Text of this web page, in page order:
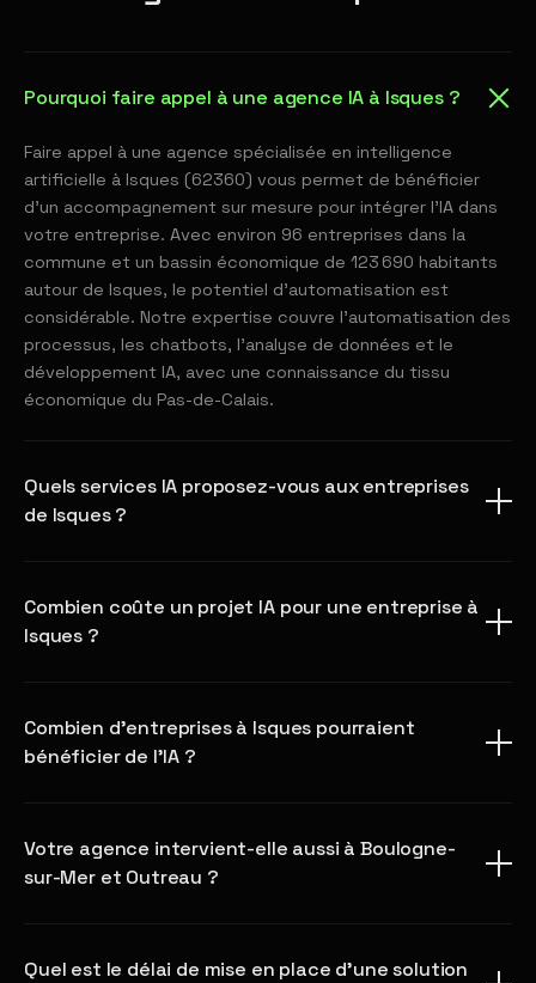
Pourquoi faire appel à une agence IA à Isques ?
Faire appel à une agence spécialisée en intelligence
artificielle à Isques (62360) vous permet de bénéficier
d'un accompagnement sur mesure pour intégrer l'IA dans
votre entreprise. Avec environ 96 entreprises dans la
commune et un bassin économique de 123 690 habitants
autour de Isques, le potentiel d'automatisation est
considérable. Notre expertise couvre l'automatisation des
processus, les chatbots, l'analyse de données et le
développement IA, avec une connaissance du tissu
économique du Pas-de-Calais.
Quels services IA proposez-vous aux entreprises
de Isques ?
Combien coûte un projet IA pour une entreprise à
Isques ?
Combien d'entreprises à Isques pourraient
bénéficier de l'IA ?
Votre agence intervient-elle aussi à Boulogne-
sur-Mer et Outreau ?
Quel est le délai de mise en place d'une solution